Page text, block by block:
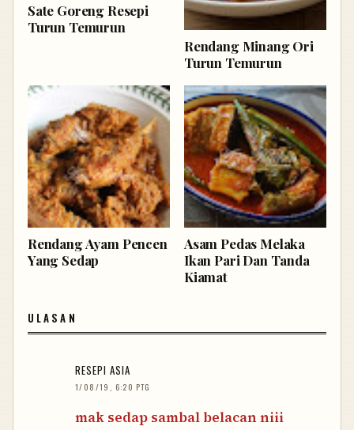
Sate Goreng Resepi
Turun Temurun
Rendang Minang Ori
Turun Temurun
Rendang Ayam Pencen
Yang Sedap
Asam Pedas Melaka
Ikan Pari Dan Tanda
Kiamat
ULASAN
RESEPI ASIA
1/08/19, 6:20 PTG
mak sedap sambal belacan niii